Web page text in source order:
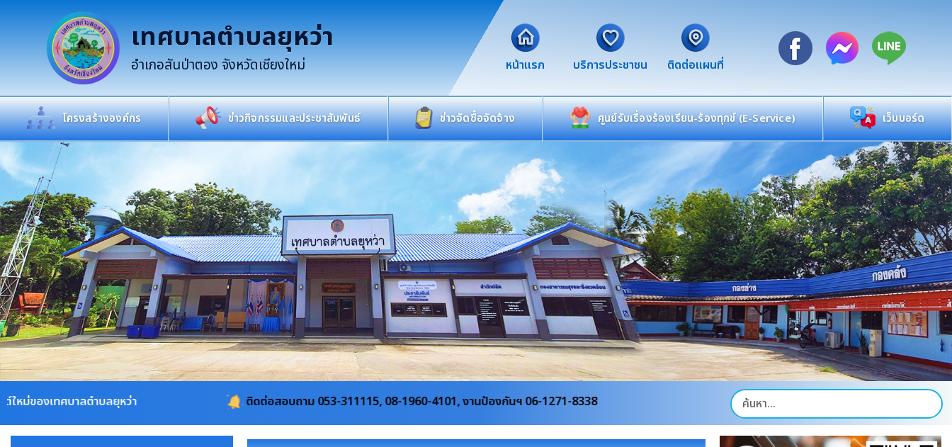
เทศบาลตำบลยุหว่า
อำเภอสันป่าตอง จังหวัดเชียงใหม่ หน้าแรก บริการประชาชน ติดต่อแผนที่
โครงสร้างองค์กร ข่าวกิจกรรมและประชาสัมพันธ์ ข่าวจัดซื้อจัดจ้าง ศูนย์รับเรื่องร้องเรียน-ร้องทุกข์ (E-Service) เว็บบอร์ด
ำบลยุหว่า ติดต่อสอบถาม 053-311115, 08-1960-4101, งานป้องกันฯ 06-1271-8338